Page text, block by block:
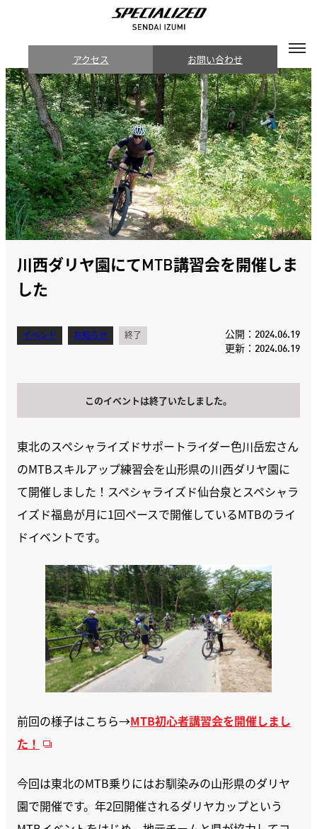
アクセス お問い合わせ
川西ダリヤ園にてMTB講習会を開催しま
した
イベント お知らせ 終了
公開：2024.06.19
更新：2024.06.19
このイベントは終了いたしました。
東北のスペシャライズドサポートライダー色川岳宏さん
のMTBスキルアップ練習会を山形県の川西ダリヤ園に
て開催しました！スペシャライズド仙台泉とスペシャラ
イズド福島が月に1回ペースで開催しているMTBのライ
ドイベントです。
前回の様子はこちら→MTB初心者講習会を開催しまし
た！
今回は東北のMTB乗りにはお馴染みの山形県のダリヤ
園で開催です。年2回開催されるダリヤカップという